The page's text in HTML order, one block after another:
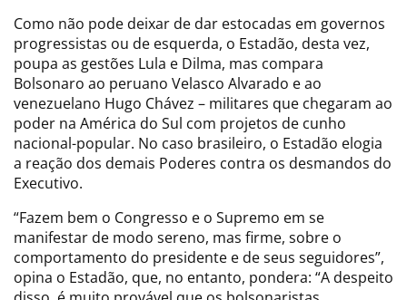
Como não pode deixar de dar estocadas em governos
progressistas ou de esquerda, o Estadão, desta vez,
poupa as gestões Lula e Dilma, mas compara
Bolsonaro ao peruano Velasco Alvarado e ao
venezuelano Hugo Chávez – militares que chegaram ao
poder na América do Sul com projetos de cunho
nacional-popular. No caso brasileiro, o Estadão elogia
a reação dos demais Poderes contra os desmandos do
Executivo.
“Fazem bem o Congresso e o Supremo em se
manifestar de modo sereno, mas firme, sobre o
comportamento do presidente e de seus seguidores”,
opina o Estadão, que, no entanto, pondera: “A despeito